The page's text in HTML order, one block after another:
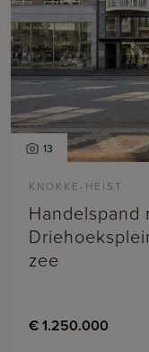
13
KNOKKE-HEIST
zee
€ 1.250.000